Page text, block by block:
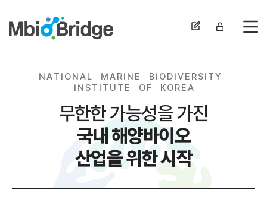
전
NA T I O NA L MA R I N E B I O D IV E R S I TY
I N S T I T U T E O F K O R EA
무한한 가능성을 가진
국내 해양바이오
산업을 위한 시작